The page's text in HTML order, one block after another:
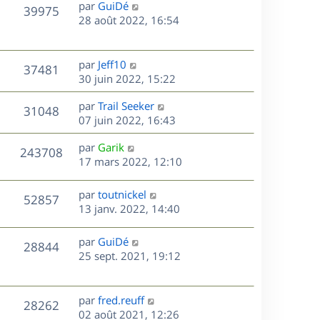
s
n
i
r
m
e
s
s
a
g
e
39975V
s
D
e
n
i
e
r
m
e
s
s
a
g
e
par GuiDé
28 août 2022, 16:54
37481
u
e
s
D
e
r
n
i
e
r
m
e
s
s
e
par Jeff10
30 juin 2022, 15:22
31048V
u
e
D
e
r
n
i
e
r
m
s
a
e
par Trail Seeker
07 juin 2022, 16:43
243708V
u
s
D
e
n
i
r
m
e
s
a
par Garik
17 mars 2022, 12:10
52857V
u
e
D
e
i
e
e
par toutnickel
13 janv. 2022, 14:40
28844V
D
e
n
i
e
par GuiDé
25 sept. 2021, 19:12
28262V
D
e
par fred.reuff
02 août 2021, 12:26